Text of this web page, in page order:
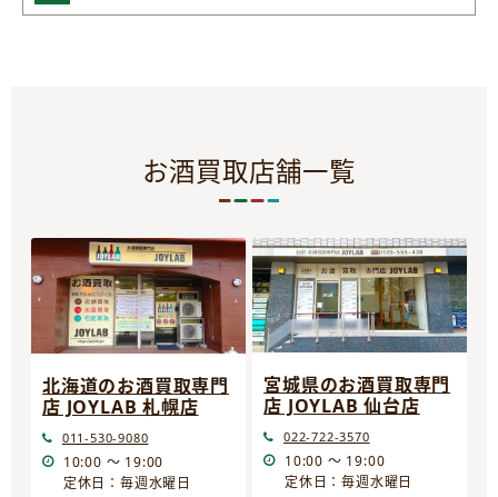
お酒買取店舗一覧
北海道のお酒買取専門
店 JOYLAB 札幌店
011-530-9080
10:00 ～ 19:00
定休日：毎週水曜日
宮城県のお酒買取専門
店 JOYLAB 仙台店
022-722-3570
10:00 ～ 19:00
定休日：毎週水曜日